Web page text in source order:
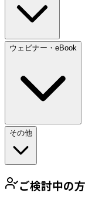
ウェビナー・eBook
その他
ご検討中の方